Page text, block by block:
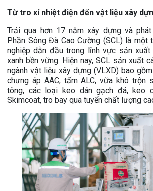
Từ tro xỉ nhiệt điện đến vật liệu xây
Trải qua hơn 17 năm xây dựng và
Phần Sông Đà Cao Cường (SCL) là một
nghiệp dẫn đầu trong lĩnh vực sản
xanh bền vững. Hiện nay, SCL sản xuất
ngành vật liệu xây dựng (VLXD) bao
chưng áp AAC, tấm ALC, vữa khô trộn
tông, các loại keo dán gạch đá, keo
Skimcoat, tro bay qua tuyển chất lượng